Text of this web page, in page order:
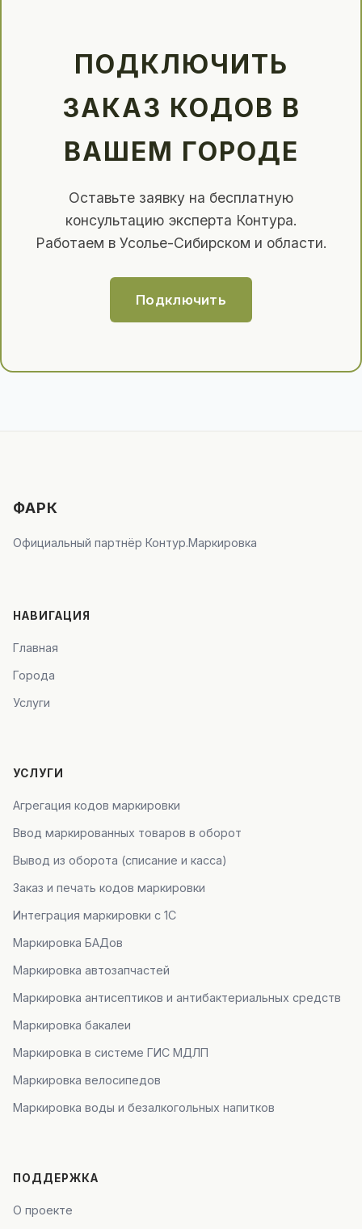
ПОДКЛЮЧИТЬ
ЗАКАЗ КОДОВ В
ВАШЕМ ГОРОДЕ
Оставьте заявку на бесплатную
консультацию эксперта Контура.
Работаем в Усолье-Сибирском и области.
Подключить
ФАРК
Официальный партнёр Контур.Маркировка
НАВИГАЦИЯ
Главная
Города
Услуги
УСЛУГИ
Агрегация кодов маркировки
Ввод маркированных товаров в оборот
Вывод из оборота (списание и касса)
Заказ и печать кодов маркировки
Интеграция маркировки с 1С
Маркировка БАДов
Маркировка автозапчастей
Маркировка антисептиков и антибактериальных средств
Маркировка бакалеи
Маркировка в системе ГИС МДЛП
Маркировка велосипедов
Маркировка воды и безалкогольных напитков
ПОДДЕРЖКА
О проекте